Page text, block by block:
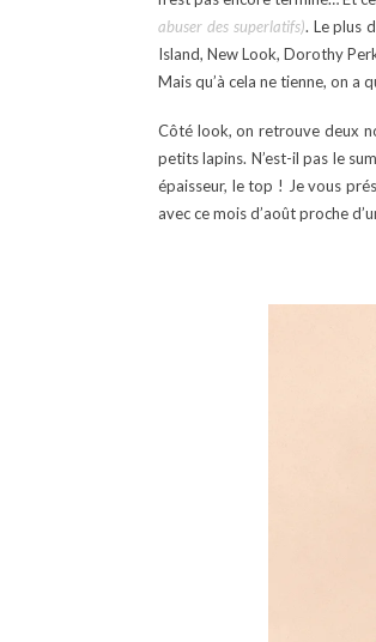
abuser des superlatifs). Le plus
Island, New Look, Dorothy
Mais qu’à cela ne tienne, on a
Côté look, on retrouve deux
petits lapins. N’est-il pas le
épaisseur, le top ! Je vous
avec ce mois d’août proche